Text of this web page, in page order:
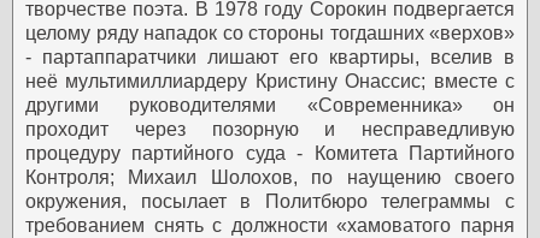
творчестве поэта. В 1978 году Сорокин подвергается
целому ряду нападок со стороны тогдашних «верхов»
- партаппаратчики лишают его квартиры, вселив в
неё мультимиллиардеру Кристину Онассис; вместе с
другими руководителями «Современника» он
проходит через позорную и несправедливую
процедуру партийного суда - Комитета Партийного
Контроля; Михаил Шолохов, по наущению своего
окружения, посылает в Политбюро телеграммы с
требованием снять с должности «хамоватого парня